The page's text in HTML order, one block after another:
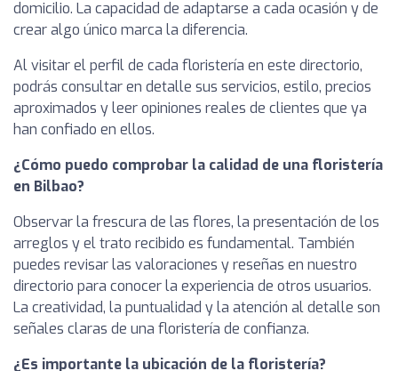
domicilio. La capacidad de adaptarse a cada ocasión y de
crear algo único marca la diferencia.
Al visitar el perfil de cada floristería en este directorio,
podrás consultar en detalle sus servicios, estilo, precios
aproximados y leer opiniones reales de clientes que ya
han confiado en ellos.
¿Cómo puedo comprobar la calidad de una floristería
en Bilbao?
Observar la frescura de las flores, la presentación de los
arreglos y el trato recibido es fundamental. También
puedes revisar las valoraciones y reseñas en nuestro
directorio para conocer la experiencia de otros usuarios.
La creatividad, la puntualidad y la atención al detalle son
señales claras de una floristería de confianza.
¿Es importante la ubicación de la floristería?